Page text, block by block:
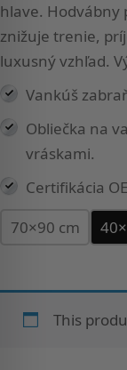
hlave. Hodvábny
znižuje trenie,
luxusný vzhľad.
Vankúš
Obliečka na
vráskami.
Certifikácia
70×90 cm
This